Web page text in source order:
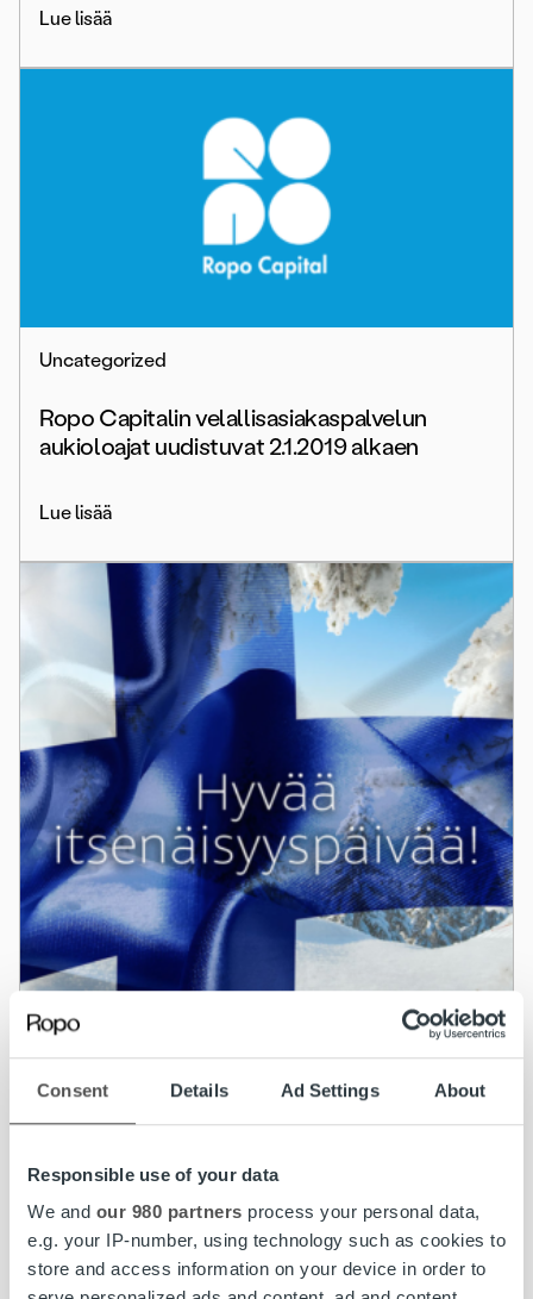
Consent Details Ad Settings About
Responsible use of your data
We and our 980 partners process your personal data,
e.g. your IP-number, using technology such as cookies to
store and access information on your device in order to
Lue lisää
Uncategorized
Ropo Capitalin velallisasiakaspalvelun
aukioloajat uudistuvat 2.1.2019 alkaen
Lue lisää
Uncategorized
Lue lisää